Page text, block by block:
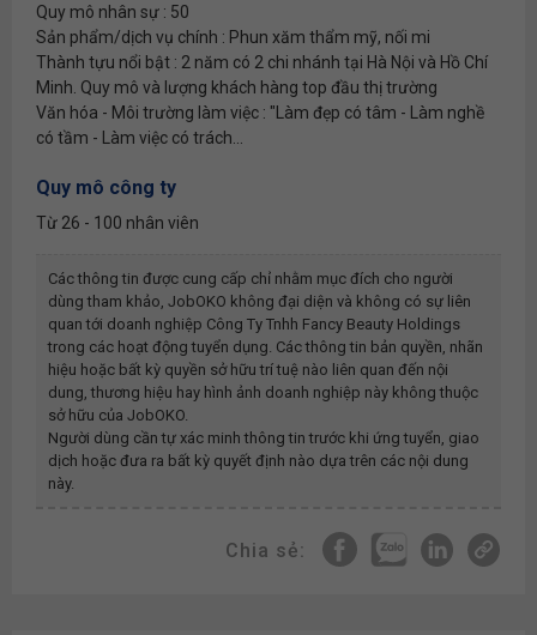
Quy mô nhân sự : 50
Sản phẩm/dịch vụ chính : Phun xăm thẩm mỹ, nối mi
Thành tựu nổi bật : 2 năm có 2 chi nhánh tại Hà Nội và Hồ Chí
Minh. Quy mô và lượng khách hàng top đầu thị trường
Văn hóa - Môi trường làm việc : "Làm đẹp có tâm - Làm nghề
có tầm - Làm việc có trách...
Quy mô công ty
Từ 26 - 100 nhân viên
Các thông tin được cung cấp chỉ nhằm mục đích cho người
dùng tham khảo, JobOKO không đại diện và không có sự liên
quan tới doanh nghiệp Công Ty Tnhh Fancy Beauty Holdings
trong các hoạt động tuyển dụng. Các thông tin bản quyền, nhãn
hiệu hoặc bất kỳ quyền sở hữu trí tuệ nào liên quan đến nội
dung, thương hiệu hay hình ảnh doanh nghiệp này không thuộc
sở hữu của JobOKO.
Người dùng cần tự xác minh thông tin trước khi ứng tuyển, giao
dịch hoặc đưa ra bất kỳ quyết định nào dựa trên các nội dung
này.
Chia sẻ: